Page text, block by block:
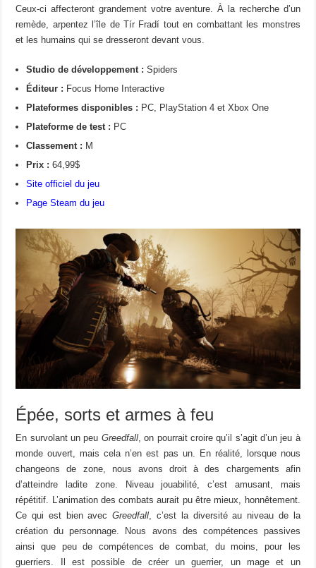
Ceux-ci affecteront grandement votre aventure. À la recherche d’un
remède, arpentez l’île de Tír Fradí tout en combattant les monstres
et les humains qui se dresseront devant vous.
Studio de développement : Spiders
Éditeur : Focus Home Interactive
Plateformes disponibles : PC, PlayStation 4 et Xbox One
Plateforme de test : PC
Classement : M
Prix : 64,99$
Site officiel du jeu
Page Steam du jeu
Épée, sorts et armes à feu
En survolant un peu Greedfall, on pourrait croire qu’il s’agit d’un jeu à
monde ouvert, mais cela n’en est pas un. En réalité, lorsque nous
changeons de zone, nous avons droit à des chargements afin
d’atteindre ladite zone. Niveau jouabilité, c’est amusant, mais
répétitif. L’animation des combats aurait pu être mieux, honnêtement.
Ce qui est bien avec Greedfall , c’est la diversité au niveau de la
création du personnage. Nous avons des compétences passives
ainsi que peu de compétences de combat, du moins, pour les
guerriers. Il est possible de créer un guerrier, un mage et un